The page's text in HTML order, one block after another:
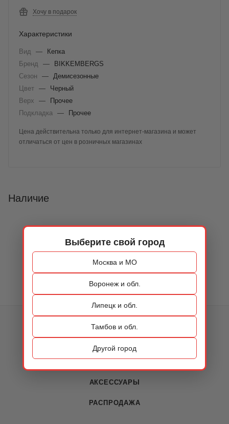
Выберите свой город
Москва и МО
Воронеж и обл.
Липецк и обл.
Тамбов и обл.
Другой город
Хочу в подарок
Характеристики
Вид —
Кепка
Бренд
—
BIKKEMBERGS
Сезон
—
Демисезонные
Цвет —
Черный
Верх
—
Прочее
Подкладка
— Прочее
Цена действительна только для интернет-магазина и может
отличаться от цен в розничных магазинах
Наличие
АКСЕССУАРЫ
РАСПРОДАЖА